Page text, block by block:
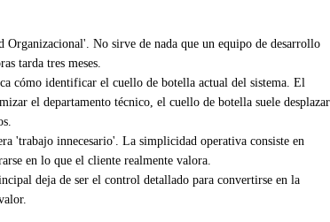
No sirve de nada que un equipo de desarrollo
tarda tres meses.
cómo identificar el cuello de botella actual del sistema. El
el departamento técnico, el cuello de botella suele
'trabajo innecesario'. La simplicidad operativa consiste en
en lo que el cliente realmente valora.
deja de ser el control detallado para convertirse en la